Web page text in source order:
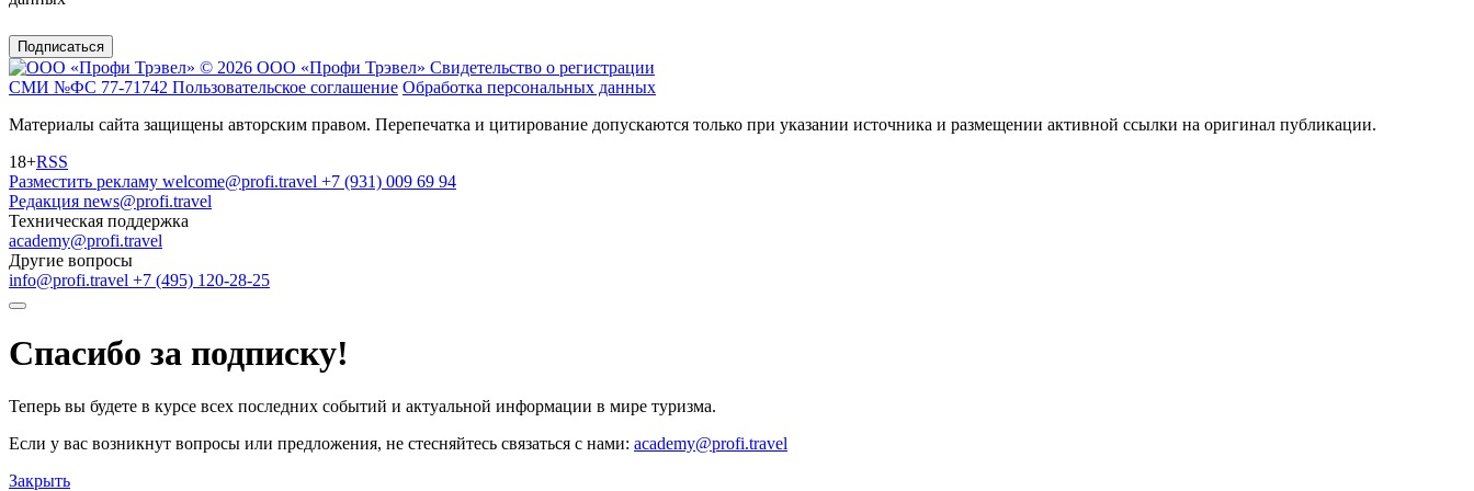
Подписаться
© 2026 ООО «Профи Трэвeл» Свидетельство о регистрации
СМИ №ФС 77-71742 Пользовательское соглашение Обработка персональных данных
Материалы сайта защищены авторским правом. Перепечатка и цитирование допускаются только при указании источника и размещении активной ссылки на оригинал публикации.
18+RSS
Разместить рекламу welcome@profi.travel +7 (931) 009 69 94
Редакция news@profi.travel
Техническая поддержка
academy@profi.travel
Другие вопросы
info@profi.travel +7 (495) 120-28-25
Спасибо за подписку!
Теперь вы будете в курсе всех последних событий и актуальной информации в мире туризма.
Если у вас возникнут вопросы или предложения, не стесняйтесь связаться с нами: academy@profi.travel
Закрыть